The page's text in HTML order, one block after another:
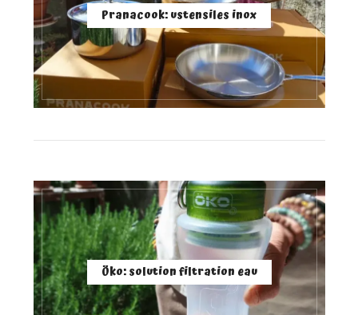
Pranacook: ustensiles inox
Öko: solution filtration eau